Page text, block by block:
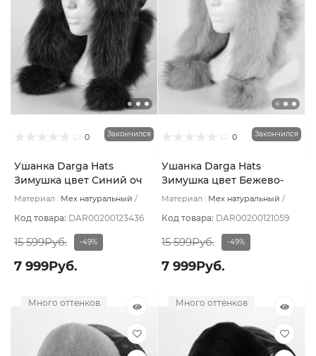
0 Закончился
Ушанка Darga Hats
Зимушка цвет Синий оч
тёмный размер 57-58
Материал : Мех натуральный
Код товара: DAR00200123436
15 599Руб. -49%
7 999Руб.
0 Закончился
Ушанка Darga Hats
Зимушка цвет Бежево-
серый деграде размер 57-
Материал : Мех натуральный
Код товара: DAR00200121059
15 599Руб. -49%
7 999Руб.
Много оттенков Много оттенков